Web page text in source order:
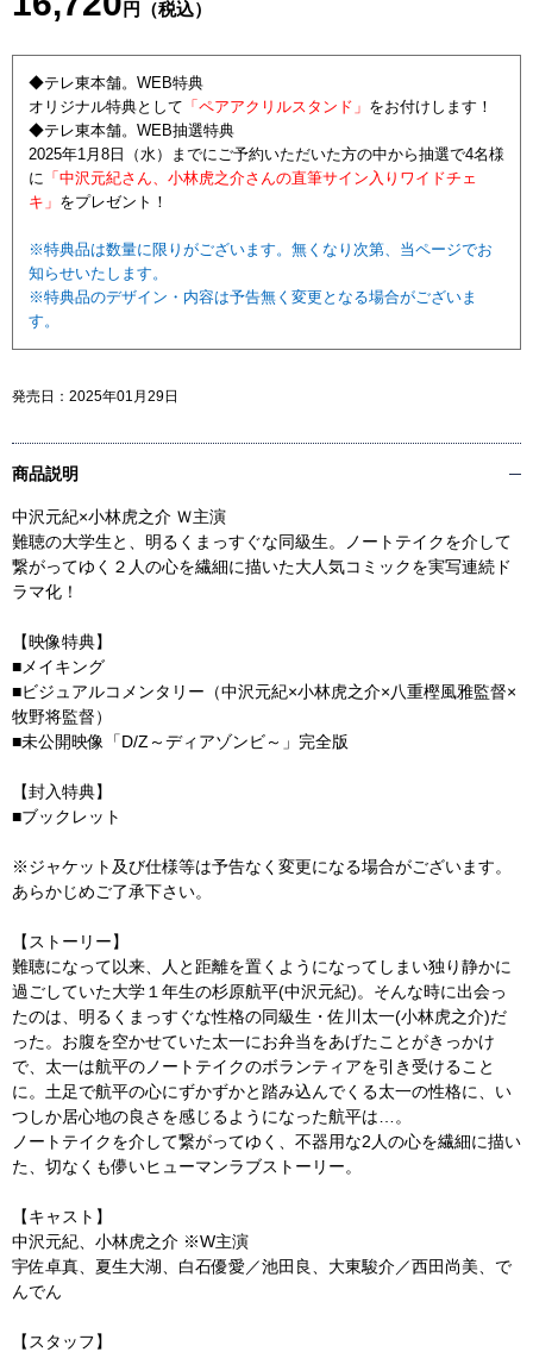
円（税込）
◆テレ東本舗。WEB特典
オリジナル特典として 「ペアアクリルスタンド」 をお付けします！
◆テレ東本舗。WEB抽選特典
2025年1月8日（水）までにご予約いただいた方の中から抽選で4名様
に 「中沢元紀さん、小林虎之介さんの直筆サイン入りワイドチェ
キ」 をプレゼント！
※特典品は数量に限りがございます。無くなり次第、当ページでお
知らせいたします。
※特典品のデザイン・内容は予告無く変更となる場合がございま
す。
発売日： 2025年01月29日
商品説明
中沢元紀×小林虎之介 Ｗ主演
難聴の大学生と、明るくまっすぐな同級生。ノートテイクを介して
繋がってゆく２人の心を繊細に描いた大人気コミックを実写連続ド
ラマ化！
【映像特典】
■メイキング
■ビジュアルコメンタリー（中沢元紀×小林虎之介×八重樫風雅監督×
牧野将監督）
■未公開映像「D/Z～ディアゾンビ～」完全版
【封入特典】
■ブックレット
※ジャケット及び仕様等は予告なく変更になる場合がございます。
あらかじめご了承下さい。
【ストーリー】
難聴になって以来、人と距離を置くようになってしまい独り静かに
過ごしていた大学１年生の杉原航平(中沢元紀)。そんな時に出会っ
たのは、明るくまっすぐな性格の同級生・佐川太一(小林虎之介)だ
った。お腹を空かせていた太一にお弁当をあげたことがきっかけ
で、太一は航平のノートテイクのボランティアを引き受けること
に。土足で航平の心にずかずかと踏み込んでくる太一の性格に、い
つしか居心地の良さを感じるようになった航平は…。
ノートテイクを介して繋がってゆく、不器用な2人の心を繊細に描い
た、切なくも儚いヒューマンラブストーリー。
【キャスト】
中沢元紀、小林虎之介 ※W主演
宇佐卓真、夏生大湖、白石優愛／池田良、大東駿介／西田尚美、で
んでん
【スタッフ】